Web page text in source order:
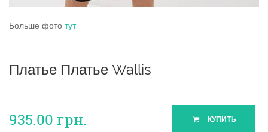
Больше фото тут
Платье Платье Wallis
935.00 грн. КУПИТЬ